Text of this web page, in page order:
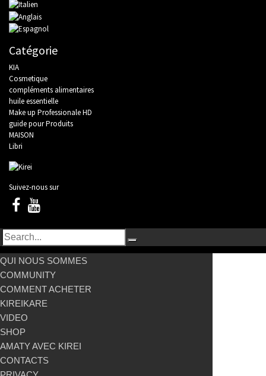
Catégorie
KIA
Cosmetique
compléments alimentaires
huile essentielle
Make up Professionale HD
guide pour Produits
MAISON
Libri
Suivez-nous sur
QUI NOUS SOMMES
COMMUNITY
COMMENT ACHETER
KIREIKARE
VIDEO
SHOP
AMATY AVEC KIREI
CONTACTS